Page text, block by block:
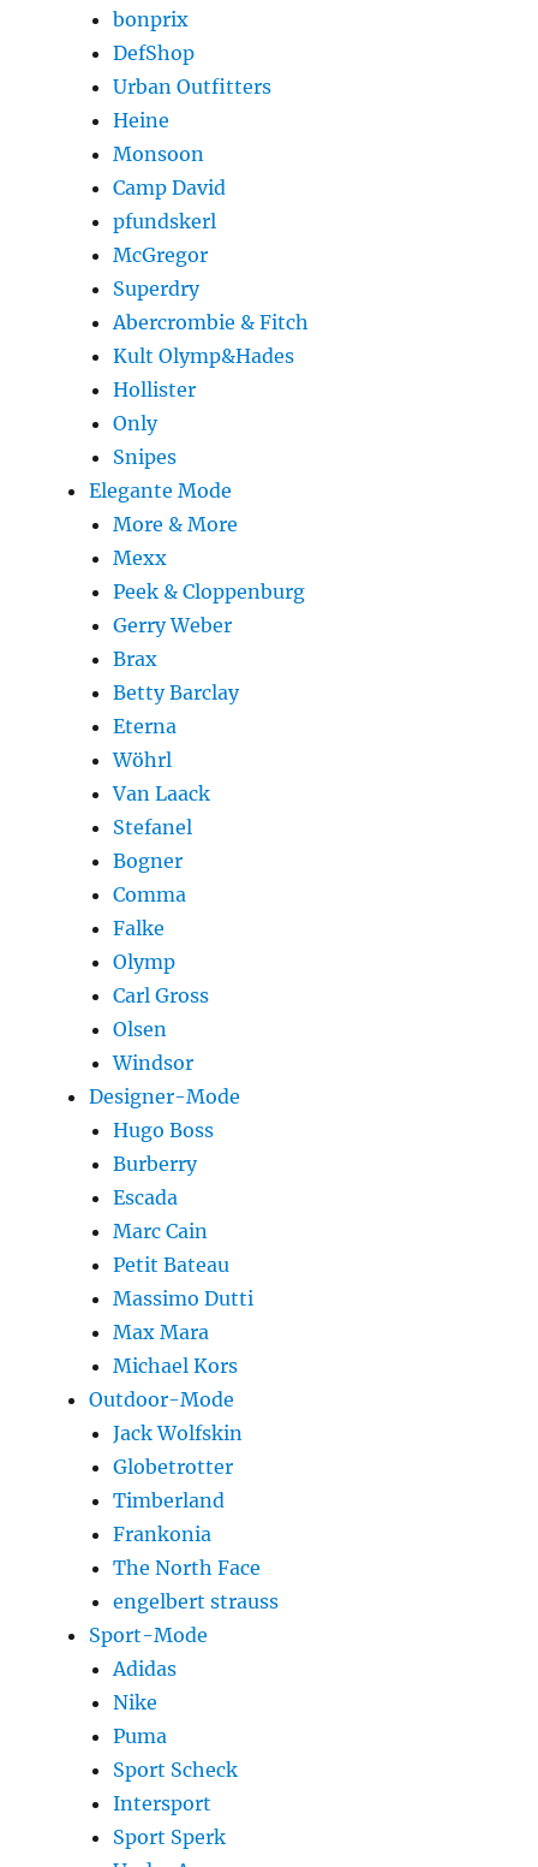
bonprix
DefShop
Urban Outfitters
Heine
Monsoon
Camp David
pfundskerl
McGregor
Superdry
Abercrombie & Fitch
Kult Olymp&Hades
Hollister
Only
Snipes
Elegante Mode
More & More
Mexx
Peek & Cloppenburg
Gerry Weber
Brax
Betty Barclay
Eterna
Wöhrl
Van Laack
Stefanel
Bogner
Comma
Falke
Olymp
Carl Gross
Olsen
Windsor
Designer-Mode
Hugo Boss
Burberry
Escada
Marc Cain
Petit Bateau
Massimo Dutti
Max Mara
Michael Kors
Outdoor-Mode
Jack Wolfskin
Globetrotter
Timberland
Frankonia
The North Face
engelbert strauss
Sport-Mode
Adidas
Nike
Puma
Sport Scheck
Intersport
Sport Sperk